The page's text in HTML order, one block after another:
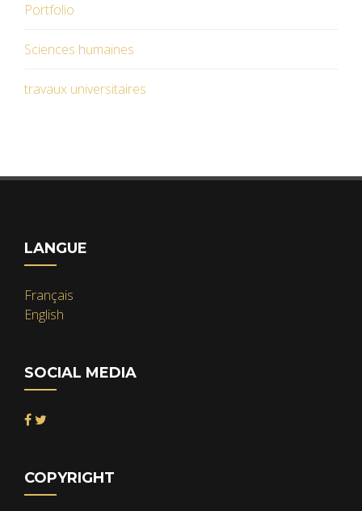
Portfolio
Sciences humaines
travaux universitaires
LANGUE
Français
English
SOCIAL MEDIA
COPYRIGHT